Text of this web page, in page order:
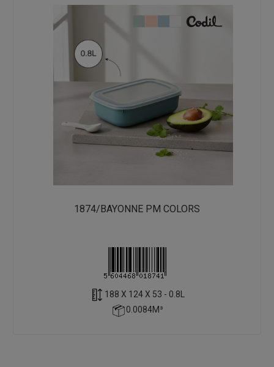
1874/BAYONNE PM COLORS
188 X 124 X 53 - 0.8L
0.0084M³